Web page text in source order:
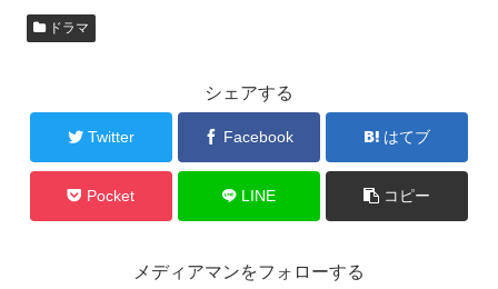
ドラマ
シェアする
Twitter Facebook はてブ
Pocket LINE コピー
メディアマンをフォローする